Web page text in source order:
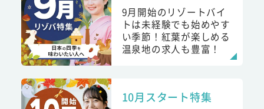
9月開始のリゾートバイ
トは未経験でも始めやす
い季節！紅葉が楽しめる
温泉地の求人も豊富！
10月スタート特集